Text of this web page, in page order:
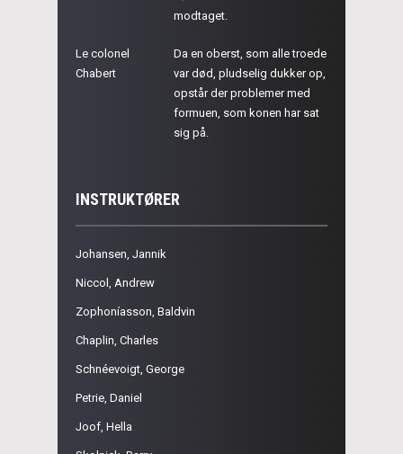
modtaget.
Le colonel
Chabert
Da en oberst, som alle troede
var død, pludselig dukker op,
opstår der problemer med
formuen, som konen har sat
sig på.
INSTRUKTØRER
Johansen, Jannik
Niccol, Andrew
Zophoníasson, Baldvin
Chaplin, Charles
Schnéevoigt, George
Petrie, Daniel
Joof, Hella